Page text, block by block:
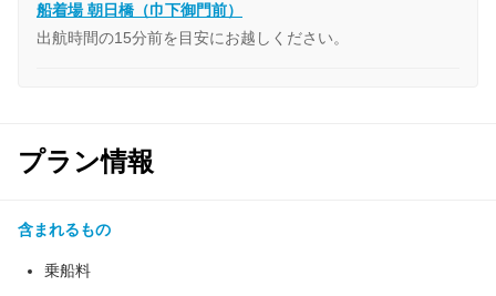
船着場 朝日橋（巾下御門前）
出航時間の15分前を目安にお越しください。
プラン情報
含まれるもの
乗船料